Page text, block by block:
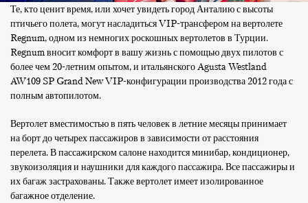
Те, кто ценит время, или хочет увидеть город Анталию с высоты
птичьего полета, могут насладиться VIP-трансфером на вертолете
Regnum, одном из немногих роскошных вертолетов в Турции.
Regnum вносит комфорт в вашу жизнь с помощью двух пилотов с
более чем 20-летним опытом, и итальянского Agusta Westland
AW109 SP Grand New VIP-конфигурации производства 2012 года с
полным автопилотом.
Вертолет вместимостью в пять человек в летние месяцы принимает
на борт до четырех пассажиров в зависимости от расстояния
перелета. В пассажирском салоне находится минибар, кондиционер,
звукоизоляция и наушники для каждого пассажира. Все пассажиры и
их багаж застрахованы. Также вертолет имеет изолированное
багажное отделение.